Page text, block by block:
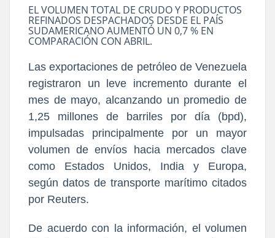
EL VOLUMEN TOTAL DE CRUDO Y PRODUCTOS
REFINADOS DESPACHADOS DESDE EL PAÍS
SUDAMERICANO AUMENTÓ UN 0,7 % EN
COMPARACIÓN CON ABRIL.
Las exportaciones de petróleo de Venezuela
registraron un leve incremento durante el
mes de mayo, alcanzando un promedio de
1,25 millones de barriles por día (bpd),
impulsadas principalmente por un mayor
volumen de envíos hacia mercados clave
como Estados Unidos, India y Europa,
según datos de transporte marítimo citados
por Reuters.
De acuerdo con la información, el volumen